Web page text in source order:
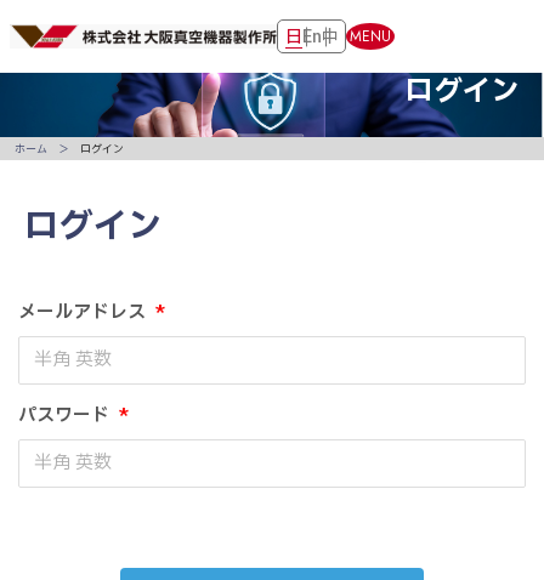
日En中 MENU
ログイン
ログイン
メールアドレス *
パスワード *
ホーム ログイン